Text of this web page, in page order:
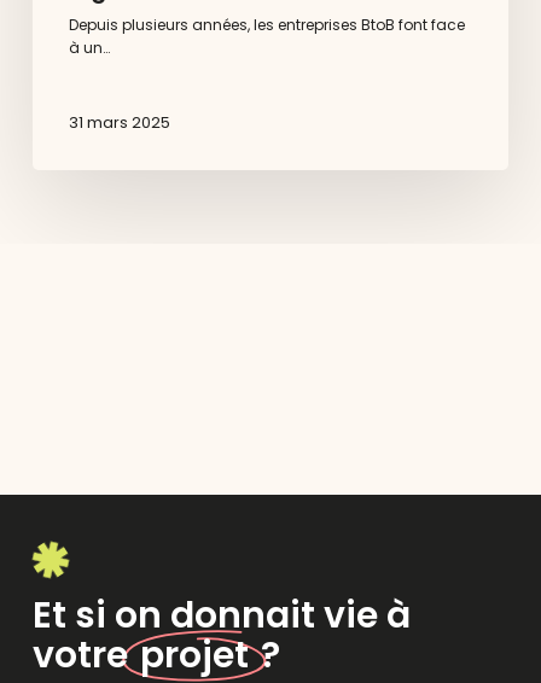
Depuis plusieurs années, les entreprises BtoB font face
à un…
31 mars 2025
Et si on donnait vie à
votreprojet?